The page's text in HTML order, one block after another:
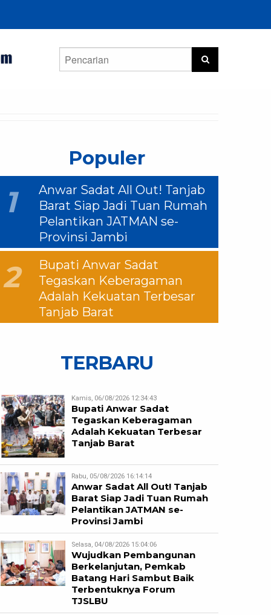
Populer
1
Anwar Sadat All Out! Tanjab
Barat Siap Jadi Tuan Rumah
Pelantikan JATMAN se-
Provinsi Jambi
2
Bupati Anwar Sadat
Tegaskan Keberagaman
Adalah Kekuatan Terbesar
Tanjab Barat
TERBARU
Kamis, 06/08/2026 12:34:43
Bupati Anwar Sadat
Tegaskan Keberagaman
Adalah Kekuatan Terbesar
Tanjab Barat
Rabu, 05/08/2026 16:14:14
Anwar Sadat All Out! Tanjab
Barat Siap Jadi Tuan Rumah
Pelantikan JATMAN se-
Provinsi Jambi
Selasa, 04/08/2026 15:04:06
Wujudkan Pembangunan
Berkelanjutan, Pemkab
Batang Hari Sambut Baik
Terbentuknya Forum
TJSLBU